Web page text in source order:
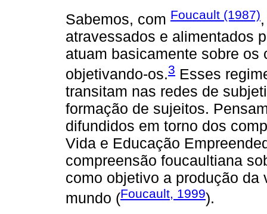
Sabemos, com Foucault (1987)
atravessados e alimentados
atuam basicamente sobre os
objetivando-os.3 Esses
transitam nas redes de
formação de sujeitos.
difundidos em torno dos
Vida e Educação
compreensão foucaultiana
como objetivo a produção
mundo (Foucault, 1999).